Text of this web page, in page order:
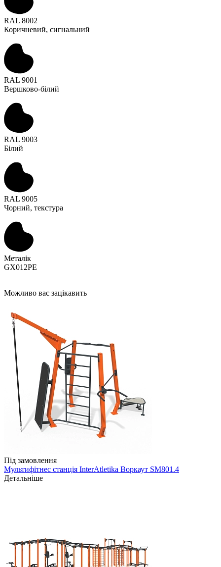
RAL 8002
Коричневий, сигнальний
RAL 9001
Вершково-білий
RAL 9003
Білий
RAL 9005
Чорний, текстура
Металік
GX012PE
Можливо вас зацікавить
Під замовлення
Мультифітнес станція InterAtletika Воркаут SM801.4
Детальніше